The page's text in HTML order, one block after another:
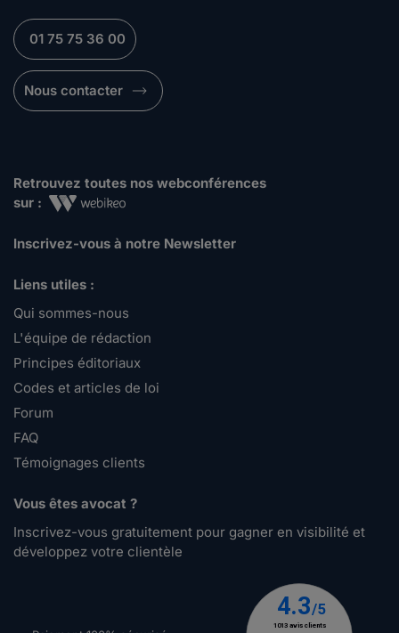
01 75 75 36 00
Nous contacter
Retrouvez toutes nos webconférences
sur :
Inscrivez-vous à notre Newsletter
Liens utiles :
Qui sommes-nous
L'équipe de rédaction
Principes éditoriaux
Codes et articles de loi
Forum
FAQ
Témoignages clients
Vous êtes avocat ?
Inscrivez-vous gratuitement pour gagner en visibilité et
développez votre clientèle